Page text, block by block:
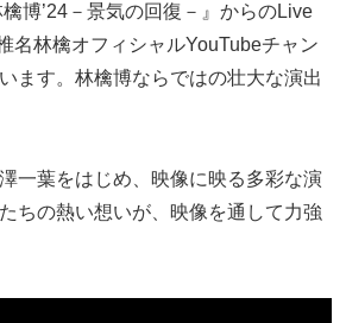
博’24－景気の回復－』からのLive
名林檎オフィシャルYouTubeチャン
ます。林檎博ならではの壮大な演出
一葉をはじめ、映像に映る多彩な演
ちの熱い想いが、映像を通して力強